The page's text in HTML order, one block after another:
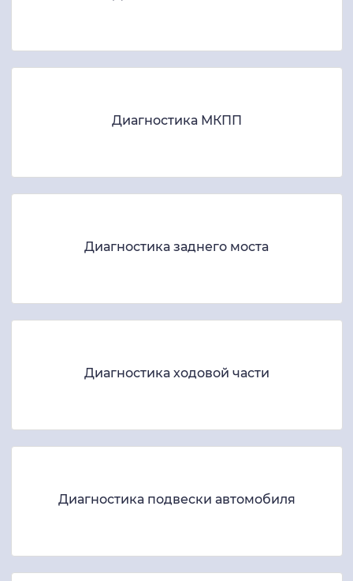
Диагностика МКПП
Диагностика заднего моста
Диагностика ходовой части
Диагностика подвески автомобиля